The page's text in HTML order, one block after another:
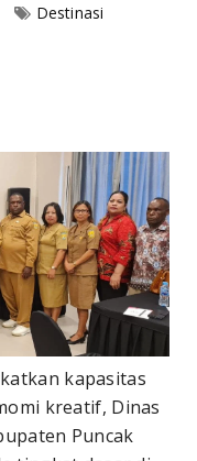
Destinasi
kapasitas
kreatif, Dinas
Puncak